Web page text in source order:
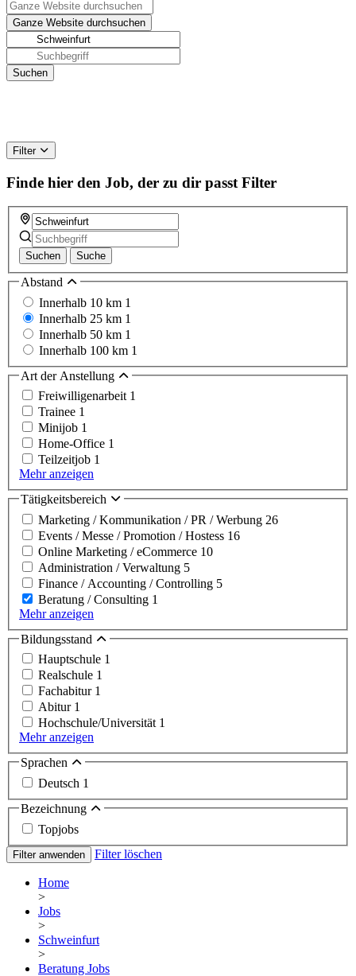
Filter
Finde hier den Job, der zu dir passt Filter
Suchen Suche
Abstand
Innerhalb 10 km 1
Innerhalb 25 km 1
Innerhalb 50 km 1
Innerhalb 100 km 1
Art der Anstellung
Freiwilligenarbeit 1
Trainee 1
Minijob 1
Home-Office 1
Teilzeitjob 1
Mehr anzeigen
Tätigkeitsbereich
Marketing / Kommunikation / PR / Werbung 26
Events / Messe / Promotion / Hostess 16
Online Marketing / eCommerce 10
Administration / Verwaltung 5
Finance / Accounting / Controlling 5
Beratung / Consulting 1
Mehr anzeigen
Bildungsstand
Hauptschule 1
Realschule 1
Fachabitur 1
Abitur 1
Hochschule/Universität 1
Mehr anzeigen
Sprachen
Deutsch 1
Bezeichnung
Topjobs
Filter anwenden Filter löschen
Home
>
Jobs
>
Schweinfurt
>
Beratung Jobs